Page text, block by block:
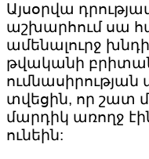
Այսօրվա
աշխարհում սա
ամենալուրջ
թվականի
ումնասիրության
տվեցին, որ շատ
մարդիկ առողջ
ունեին: